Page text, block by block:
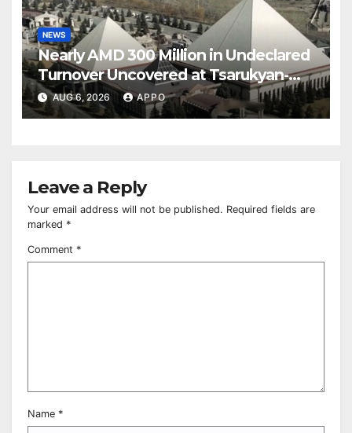
NEWS
Nearly AMD 300 Million in Undeclared
Turnover Uncovered at Tsarukyan-
Owned Entertainment Center
AUG 6, 2026 APPO
Leave a Reply
Your email address will not be published. Required fields are
marked *
Comment *
Name *